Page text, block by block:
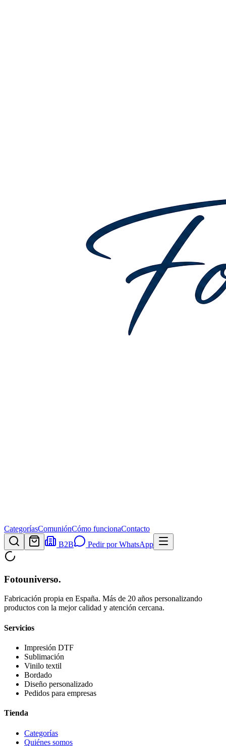
CategoríasComuniónCómo funcionaContacto
B2B
Pedir por WhatsApp
Fotouniverso.
Fabricación propia en España. Más de 20 años personalizando
productos con la mejor calidad y atención cercana.
Servicios
Impresión DTF
Sublimación
Vinilo textil
Bordado
Diseño personalizado
Pedidos para empresas
Tienda
Categorías
Quiénes somos